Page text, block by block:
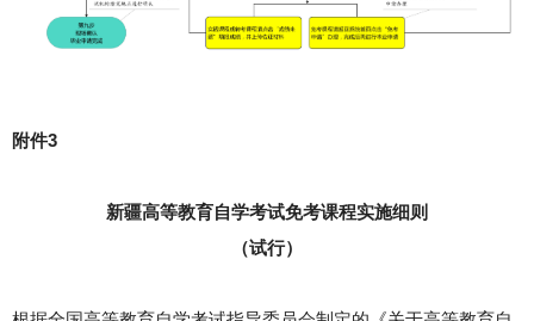
附件3
新疆高等教育自学考试免考课程实施细则
（试行）